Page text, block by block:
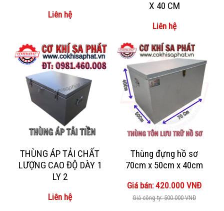
Liên hệ
X 40 CM
Liên hệ
THÙNG ÁP TẢI CHẤT
LƯỢNG CAO ĐỘ DÀY 1
LY 2
Liên hệ
Thùng đựng hồ sơ
70cm x 50cm x 40cm
Giá bán: 420.000 VNĐ
Giá công ty: 500.000 VNĐ